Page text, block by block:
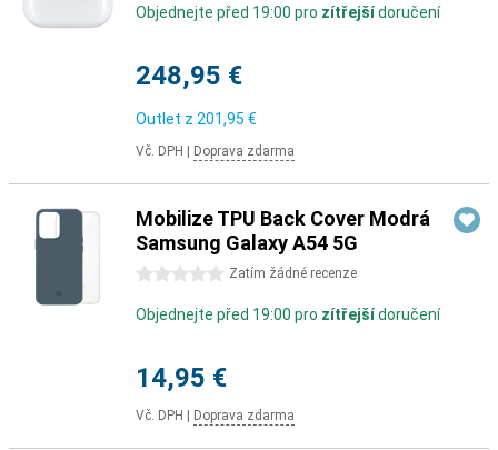
Objednejte před 19:00 pro zítřejšídoručení
248,95 €
Outlet z 201,95 €
Vč. DPH Doprava zdarma
Mobilize TPU Back Cover Modrá
Samsung Galaxy A54 5G
0 hvězdičky Zatím žádné recenze
Objednejte před 19:00 pro zítřejšídoručení
14,95 €
Vč. DPH Doprava zdarma